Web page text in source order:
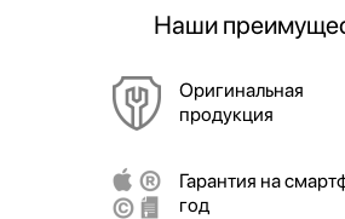
Наши
Оригинальная
продукция
Гарантия на
год